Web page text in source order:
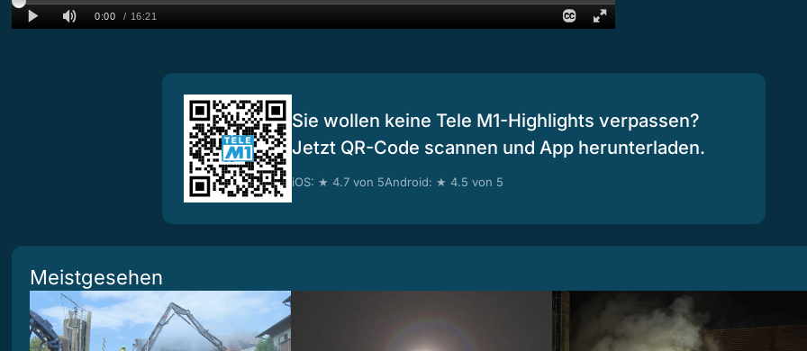
Sie wollen keine Tele M1-Highlights verpassen?
Jetzt QR-Code scannen und App herunterladen.
iOS: ★ 4.7 von 5Android: ★ 4.5 von 5
Meistgesehen